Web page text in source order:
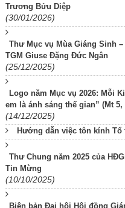
Trương Bửu Diệp
(30/01/2026)
Thư Mục vụ Mùa Giáng Sinh
TGM Giuse Đặng Đức Ngân
(25/12/2025)
Logo năm Mục vụ 2026: Mỗi
em là ánh sáng thế gian” (Mt 5,
(14/12/2025)
Hướng dẫn việc tôn kính Tổ
Thư Chung năm 2025 của
Tin Mừng
(10/10/2025)
Biên bản Đại hội Hội đồng